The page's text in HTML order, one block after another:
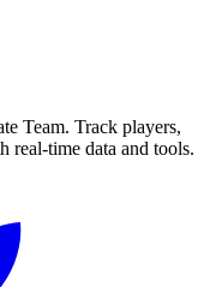
Team. Track players,
real-time data and tools.